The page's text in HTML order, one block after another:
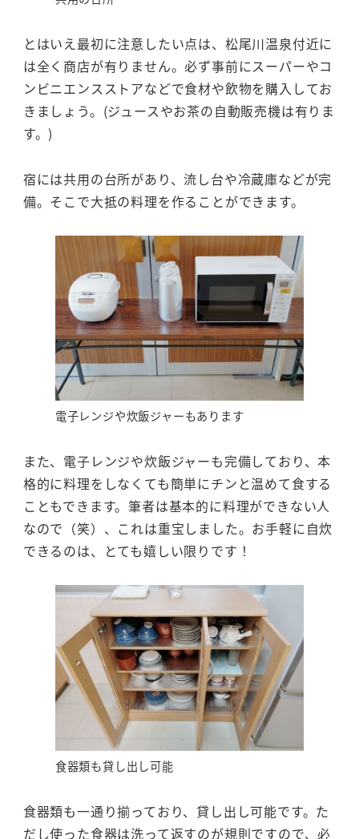
とはいえ最初に注意したい点は、松尾川温泉付近に
は全く商店が有りません。必ず事前にスーパーやコ
ンビニエンスストアなどで食材や飲物を購入してお
きましょう。(ジュースやお茶の自動販売機は有りま
す。)
宿には共用の台所があり、流し台や冷蔵庫などが完
備。そこで大抵の料理を作ることができます。
電子レンジや炊飯ジャーもあります
また、電子レンジや炊飯ジャーも完備しており、本
格的に料理をしなくても簡単にチンと温めて食する
こともできます。筆者は基本的に料理ができない人
なので（笑）、これは重宝しました。お手軽に自炊
できるのは、とても嬉しい限りです！
食器類も貸し出し可能
食器類も一通り揃っており、貸し出し可能です。た
だし使った食器は洗って返すのが規則ですので、必